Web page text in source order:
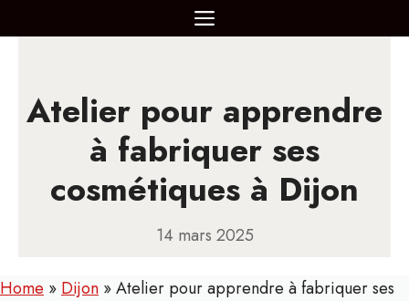
au
MENU
Atelier pour apprendre
à fabriquer ses
cosmétiques à Dijon
14 mars 2025
Home » Dijon »Atelier pour apprendre à fabriquer ses